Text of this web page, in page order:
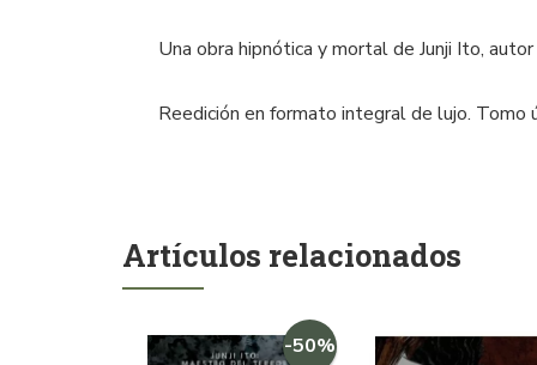
Una obra hipnótica y mortal de Junji Ito,
Reedición en formato integral de lujo. Tomo
Artículos relacionados
-50%